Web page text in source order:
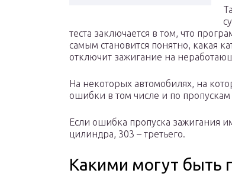
теста заключается в том, что
самым становится понятно, какая
отключит зажигание на
На некоторых автомобилях, на
ошибки в том числе и по пропускам
Если ошибка пропуска зажигания
цилиндра, 303 – третьего.
Какими могут быть